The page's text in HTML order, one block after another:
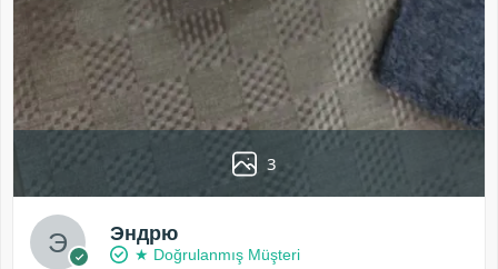
3
Эндрю
★ Doğrulanmış Müşteri